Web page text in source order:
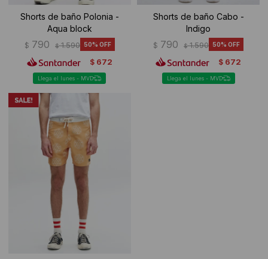
Shorts de baño Polonia -
Aqua block
$ 790 $ 1.590 50
$ 672
Llega el lunes - MVD
Shorts de baño Cabo -
Indigo
$ 790 $ 1.590 50
$ 672
Llega el lunes - MVD
Buzos
Shorts de baño
Sherpas